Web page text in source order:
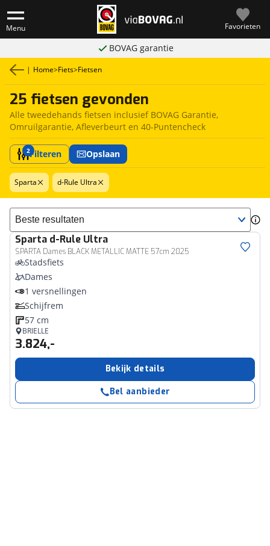
Menu Favorieten
BOVAG garantie
| Home>Fiets>Fietsen
25 fietsen gevonden
Alle tweedehands fietsen inclusief BOVAG Garantie,
Omruilgarantie, Afleverbeurt en 40-Puntencheck
2Filteren Opslaan
Sparta d-Rule Ultra
Sorteer resultaten
Sparta d-Rule Ultra
SPARTA Dames BLACK METALLIC MATTE 57cm 2025
Stadsfiets
Dames
1 versnellingen
Schijfrem
57 cm
BRIELLE
3.824,-
Bekijk details
Bel aanbieder